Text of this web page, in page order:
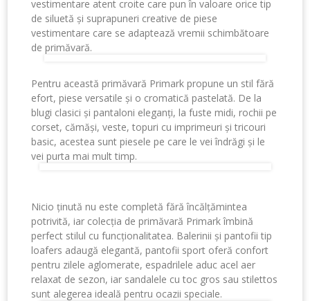
vestimentare atent croite care pun în valoare orice tip
de siluetă și suprapuneri creative de piese
vestimentare care se adaptează vremii schimbătoare
de primăvară.
Pentru această primăvară Primark propune un stil fără
efort, piese versatile și o cromatică pastelată. De la
blugi clasici și pantaloni eleganți, la fuste midi, rochii pe
corset, cămăși, veste, topuri cu imprimeuri și tricouri
basic, acestea sunt piesele pe care le vei îndrăgi și le
vei purta mai mult timp.
Nicio ținută nu este completă fără încălțămintea
potrivită, iar colecția de primăvară Primark îmbină
perfect stilul cu funcționalitatea. Balerinii și pantofii tip
loafers adaugă elegantă, pantofii sport oferă confort
pentru zilele aglomerate, espadrilele aduc acel aer
relaxat de sezon, iar sandalele cu toc gros sau stilettos
sunt alegerea ideală pentru ocazii speciale.